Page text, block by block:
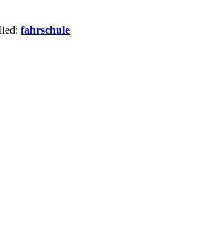
fahrschule